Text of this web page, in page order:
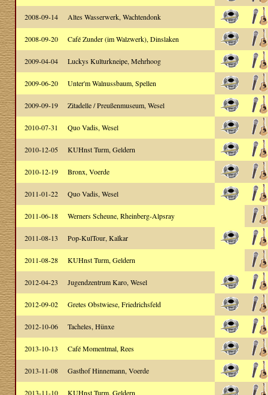
2008-09-14 Altes Wasserwerk, Wachtendonk
2008-09-20 Café Zunder (im Walzwerk), Dinslaken
2009-04-04 Luckys Kulturkneipe, Mehrhoog
2009-06-20 Unter'm Walnussbaum, Spellen
2009-09-19 Zitadelle / Preußenmuseum, Wesel
2010-07-31 Quo Vadis, Wesel
2010-12-05 KUHnst Turm, Geldern
2010-12-19 Bronx, Voerde
2011-01-22 Quo Vadis, Wesel
2011-06-18 Werners Scheune, Rheinberg-Alpsray
2011-08-13 Pop-KulTour, Kalkar
2011-08-28 KUHnst Turm, Geldern
2012-04-23 Jugendzentrum Karo, Wesel
2012-09-02 Gretes Obstwiese, Friedrichsfeld
2012-10-06 Tacheles, Hünxe
2013-10-13 Café Momentmal, Rees
2013-11-08 Gasthof Hinnemann, Voerde
2013-11-10 KUHnst Turm, Geldern